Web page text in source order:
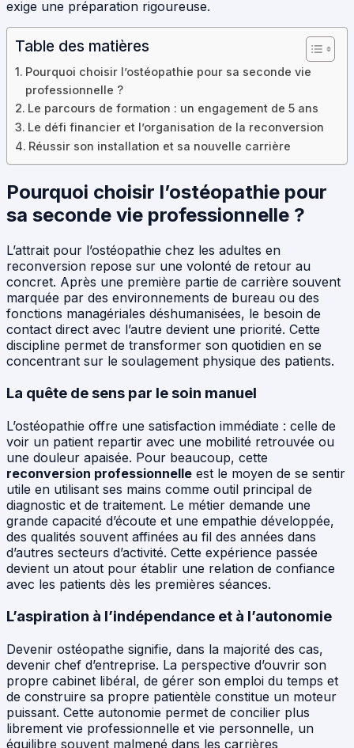
exige une préparation rigoureuse.
Table des matières
Pourquoi choisir l’ostéopathie pour sa seconde vie
professionnelle ?
Le parcours de formation : un engagement de 5 ans
Le défi financier et l’organisation de la reconversion
Réussir son installation et sa nouvelle carrière
Pourquoi choisir l’ostéopathie pour
sa seconde vie professionnelle ?
L’attrait pour l’ostéopathie chez les adultes en
reconversion repose sur une volonté de retour au
concret. Après une première partie de carrière souvent
marquée par des environnements de bureau ou des
fonctions managériales déshumanisées, le besoin de
contact direct avec l’autre devient une priorité. Cette
discipline permet de transformer son quotidien en se
concentrant sur le soulagement physique des patients.
La quête de sens par le soin manuel
L’ostéopathie offre une satisfaction immédiate : celle de
voir un patient repartir avec une mobilité retrouvée ou
une douleur apaisée. Pour beaucoup, cette
reconversion professionnelle est le moyen de se sentir
utile en utilisant ses mains comme outil principal de
diagnostic et de traitement. Le métier demande une
grande capacité d’écoute et une empathie développée,
des qualités souvent affinées au fil des années dans
d’autres secteurs d’activité. Cette expérience passée
devient un atout pour établir une relation de confiance
avec les patients dès les premières séances.
L’aspiration à l’indépendance et à l’autonomie
Devenir ostéopathe signifie, dans la majorité des cas,
devenir chef d’entreprise. La perspective d’ouvrir son
propre cabinet libéral, de gérer son emploi du temps et
de construire sa propre patientèle constitue un moteur
puissant. Cette autonomie permet de concilier plus
librement vie professionnelle et vie personnelle, un
équilibre souvent malmené dans les carrières